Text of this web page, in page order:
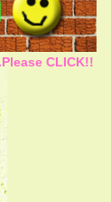
CLICK!!